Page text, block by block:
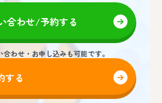
合わせ/予約する
合わせ・お申し込みも可能です。
する